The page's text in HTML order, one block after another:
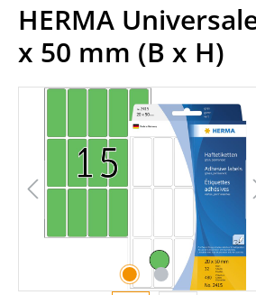
HERMA
x 50 mm (B x H)
Bildergalerie überspringen